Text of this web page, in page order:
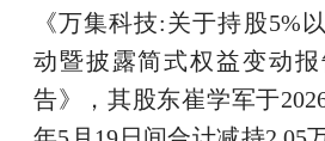
《万集科技:关于持股5%
动暨披露简式权益变动
告》，其股东崔学军于